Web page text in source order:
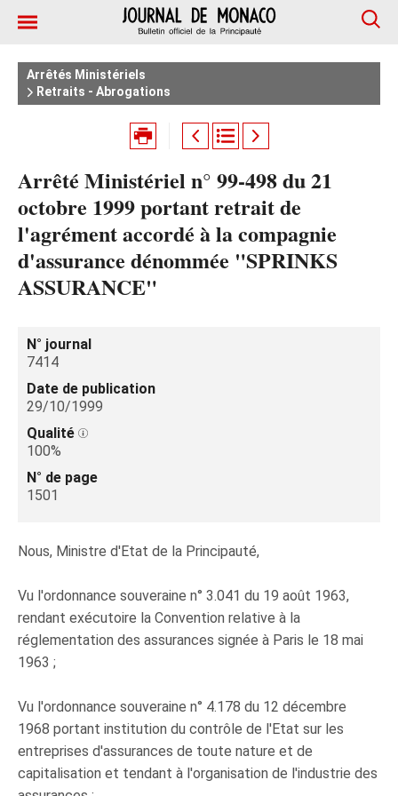
Arrêtés Ministériels
Retraits - Abrogations
Arrêté Ministériel n° 99-498 du 21
octobre 1999 portant retrait de
l'agrément accordé à la compagnie
d'assurance dénommée "SPRINKS
ASSURANCE"
N° journal
7414
Date de publication
29/10/1999
Qualité
100%
N° de page
1501
Nous, Ministre d'Etat de la Principauté,
Vu l'ordonnance souveraine n° 3.041 du 19 août 1963,
rendant exécutoire la Convention relative à la
réglementation des assurances signée à Paris le 18 mai
1963 ;
Vu l'ordonnance souveraine n° 4.178 du 12 décembre
1968 portant institution du contrôle de l'Etat sur les
entreprises d'assurances de toute nature et de
capitalisation et tendant à l'organisation de l'industrie des